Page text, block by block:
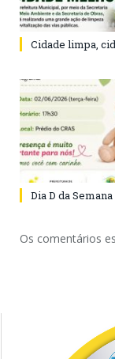
Cidade limpa,
Dia D da Semana
Os comentários